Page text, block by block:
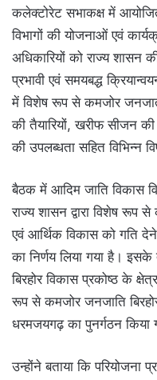
कलेक्टोरेट सभाकक्ष में
विभागों की योजनाओं एवं
अधिकारियों को राज्य शासन
प्रभावी एवं समयबद्ध
में विशेष रूप से कमजोर
की तैयारियों, खरीफ सीजन की
की उपलब्धता सहित विभिन्न
बैठक में आदिम जाति विकास
राज्य शासन द्वारा विशेष रूप
एवं आर्थिक विकास को गति
का निर्णय लिया गया है।
बिरहोर विकास प्रकोष्ठ के
रूप से कमजोर जनजाति
धरमजयगढ़ का पुनर्गठन किया
उन्होंने बताया कि